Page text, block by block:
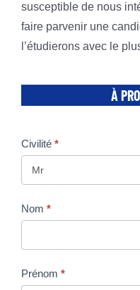
Actualité
susceptible de nous
faire parvenir une
l’étudierons avec le
À
Civilité *
Nom *
Prénom *